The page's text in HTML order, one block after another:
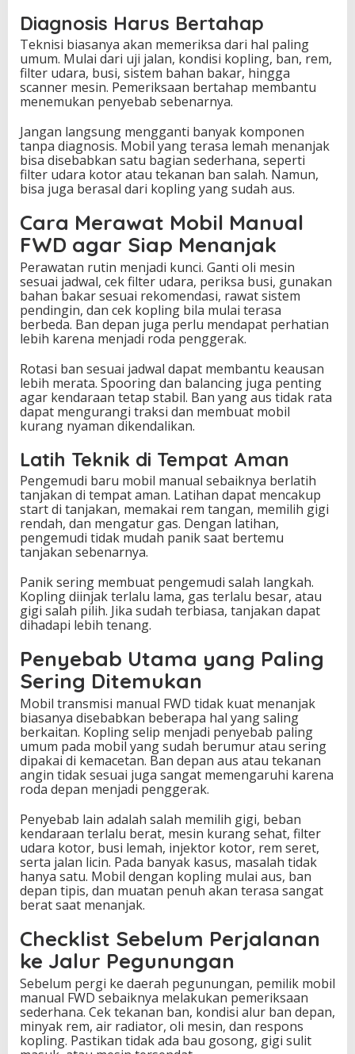
Diagnosis Harus Bertahap
Teknisi biasanya akan memeriksa dari hal paling
umum. Mulai dari uji jalan, kondisi kopling, ban, rem,
filter udara, busi, sistem bahan bakar, hingga
scanner mesin. Pemeriksaan bertahap membantu
menemukan penyebab sebenarnya.
Jangan langsung mengganti banyak komponen
tanpa diagnosis. Mobil yang terasa lemah menanjak
bisa disebabkan satu bagian sederhana, seperti
filter udara kotor atau tekanan ban salah. Namun,
bisa juga berasal dari kopling yang sudah aus.
Cara Merawat Mobil Manual
FWD agar Siap Menanjak
Perawatan rutin menjadi kunci. Ganti oli mesin
sesuai jadwal, cek filter udara, periksa busi, gunakan
bahan bakar sesuai rekomendasi, rawat sistem
pendingin, dan cek kopling bila mulai terasa
berbeda. Ban depan juga perlu mendapat perhatian
lebih karena menjadi roda penggerak.
Rotasi ban sesuai jadwal dapat membantu keausan
lebih merata. Spooring dan balancing juga penting
agar kendaraan tetap stabil. Ban yang aus tidak rata
dapat mengurangi traksi dan membuat mobil
kurang nyaman dikendalikan.
Latih Teknik di Tempat Aman
Pengemudi baru mobil manual sebaiknya berlatih
tanjakan di tempat aman. Latihan dapat mencakup
start di tanjakan, memakai rem tangan, memilih gigi
rendah, dan mengatur gas. Dengan latihan,
pengemudi tidak mudah panik saat bertemu
tanjakan sebenarnya.
Panik sering membuat pengemudi salah langkah.
Kopling diinjak terlalu lama, gas terlalu besar, atau
gigi salah pilih. Jika sudah terbiasa, tanjakan dapat
dihadapi lebih tenang.
Penyebab Utama yang Paling
Sering Ditemukan
Mobil transmisi manual FWD tidak kuat menanjak
biasanya disebabkan beberapa hal yang saling
berkaitan. Kopling selip menjadi penyebab paling
umum pada mobil yang sudah berumur atau sering
dipakai di kemacetan. Ban depan aus atau tekanan
angin tidak sesuai juga sangat memengaruhi karena
roda depan menjadi penggerak.
Penyebab lain adalah salah memilih gigi, beban
kendaraan terlalu berat, mesin kurang sehat, filter
udara kotor, busi lemah, injektor kotor, rem seret,
serta jalan licin. Pada banyak kasus, masalah tidak
hanya satu. Mobil dengan kopling mulai aus, ban
depan tipis, dan muatan penuh akan terasa sangat
berat saat menanjak.
Checklist Sebelum Perjalanan
ke Jalur Pegunungan
Sebelum pergi ke daerah pegunungan, pemilik mobil
manual FWD sebaiknya melakukan pemeriksaan
sederhana. Cek tekanan ban, kondisi alur ban depan,
minyak rem, air radiator, oli mesin, dan respons
kopling. Pastikan tidak ada bau gosong, gigi sulit